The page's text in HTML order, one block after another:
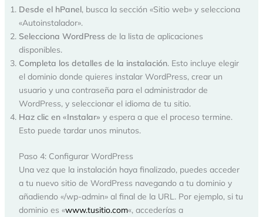
Desde el hPanel, busca la sección «Sitio web» y selecciona
«Autoinstalador».
Selecciona WordPressde la lista de aplicaciones
disponibles.
Completa los detalles de la instalación. Esto incluye elegir
el dominio donde quieres instalar WordPress, crear un
usuario y una contraseña para el administrador de
WordPress, y seleccionar el idioma de tu sitio.
Haz clic en «Instalar» y espera a que el proceso termine.
Esto puede tardar unos minutos.
Paso 4: Configurar WordPress
Una vez que la instalación haya finalizado, puedes acceder
a tu nuevo sitio de WordPress navegando a tu dominio y
añadiendo «/wp-admin» al final de la URL. Por ejemplo, si tu
dominio es «www.tusitio.com«, accederías a